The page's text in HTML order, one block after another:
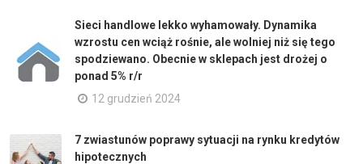
Sieci handlowe lekko wyhamowały. Dynamika
wzrostu cen wciąż rośnie, ale wolniej niż się tego
spodziewano. Obecnie w sklepach jest drożej o
ponad 5% r/r
12 grudzień 2024
7 zwiastunów poprawy sytuacji na rynku kredytów
hipotecznych